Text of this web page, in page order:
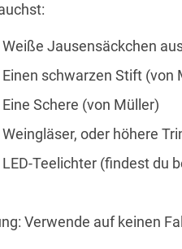
Weiße Jausensäckchen
Einen schwarzen Stift (von
Eine Schere (von Müller)
Weingläser, oder höhere
LED-Teelichter (findest du
Verwende auf keinen